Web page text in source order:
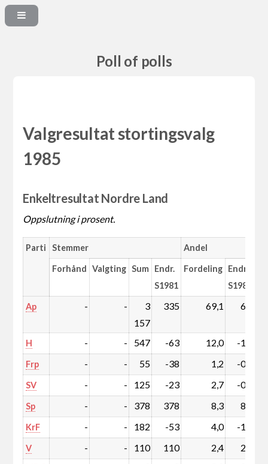
Poll of polls
Valgresultat stortingsvalg
1985
Enkeltresultat Nordre Land
Oppslutning i prosent.
Parti Stemmer Andel
Forhånd Valgting Sum Endr.
S1981
Fordeling Endr.
S1981
Ap - -
3
157
335 69,1 6,8
H - - 547 -63 12,0 -1,5
Frp - - 55 -38 1,2 -0,8
SV - - 125 -23 2,7 -0,5
Sp - - 378 378 8,3 8,3
KrF - - 182 -53 4,0 -1,2
V - - 110 110 2,4 2,4